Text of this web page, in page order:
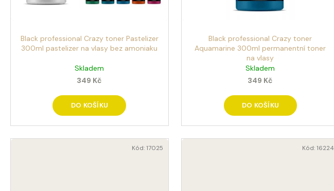
t
Black professional Crazy toner Pastelizer
300ml pastelizer na vlasy bez amoniaku
Skladem
349 Kč
DO KOŠÍKU
Black professional Crazy toner
Aquamarine 300ml permanentní toner
na vlasy
Skladem
349 Kč
DO KOŠÍKU
Kód:17025 Kód:16224